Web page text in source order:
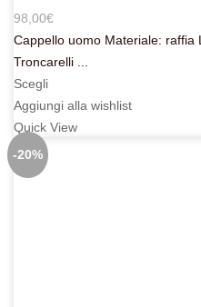
98,00€
Cappello uomo Materiale: raffia
Troncarelli ...
Scegli
Aggiungi alla wishlist
Quick View
-20%